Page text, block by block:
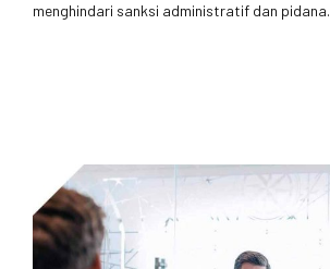
menghindari sanksi administratif dan pidana.